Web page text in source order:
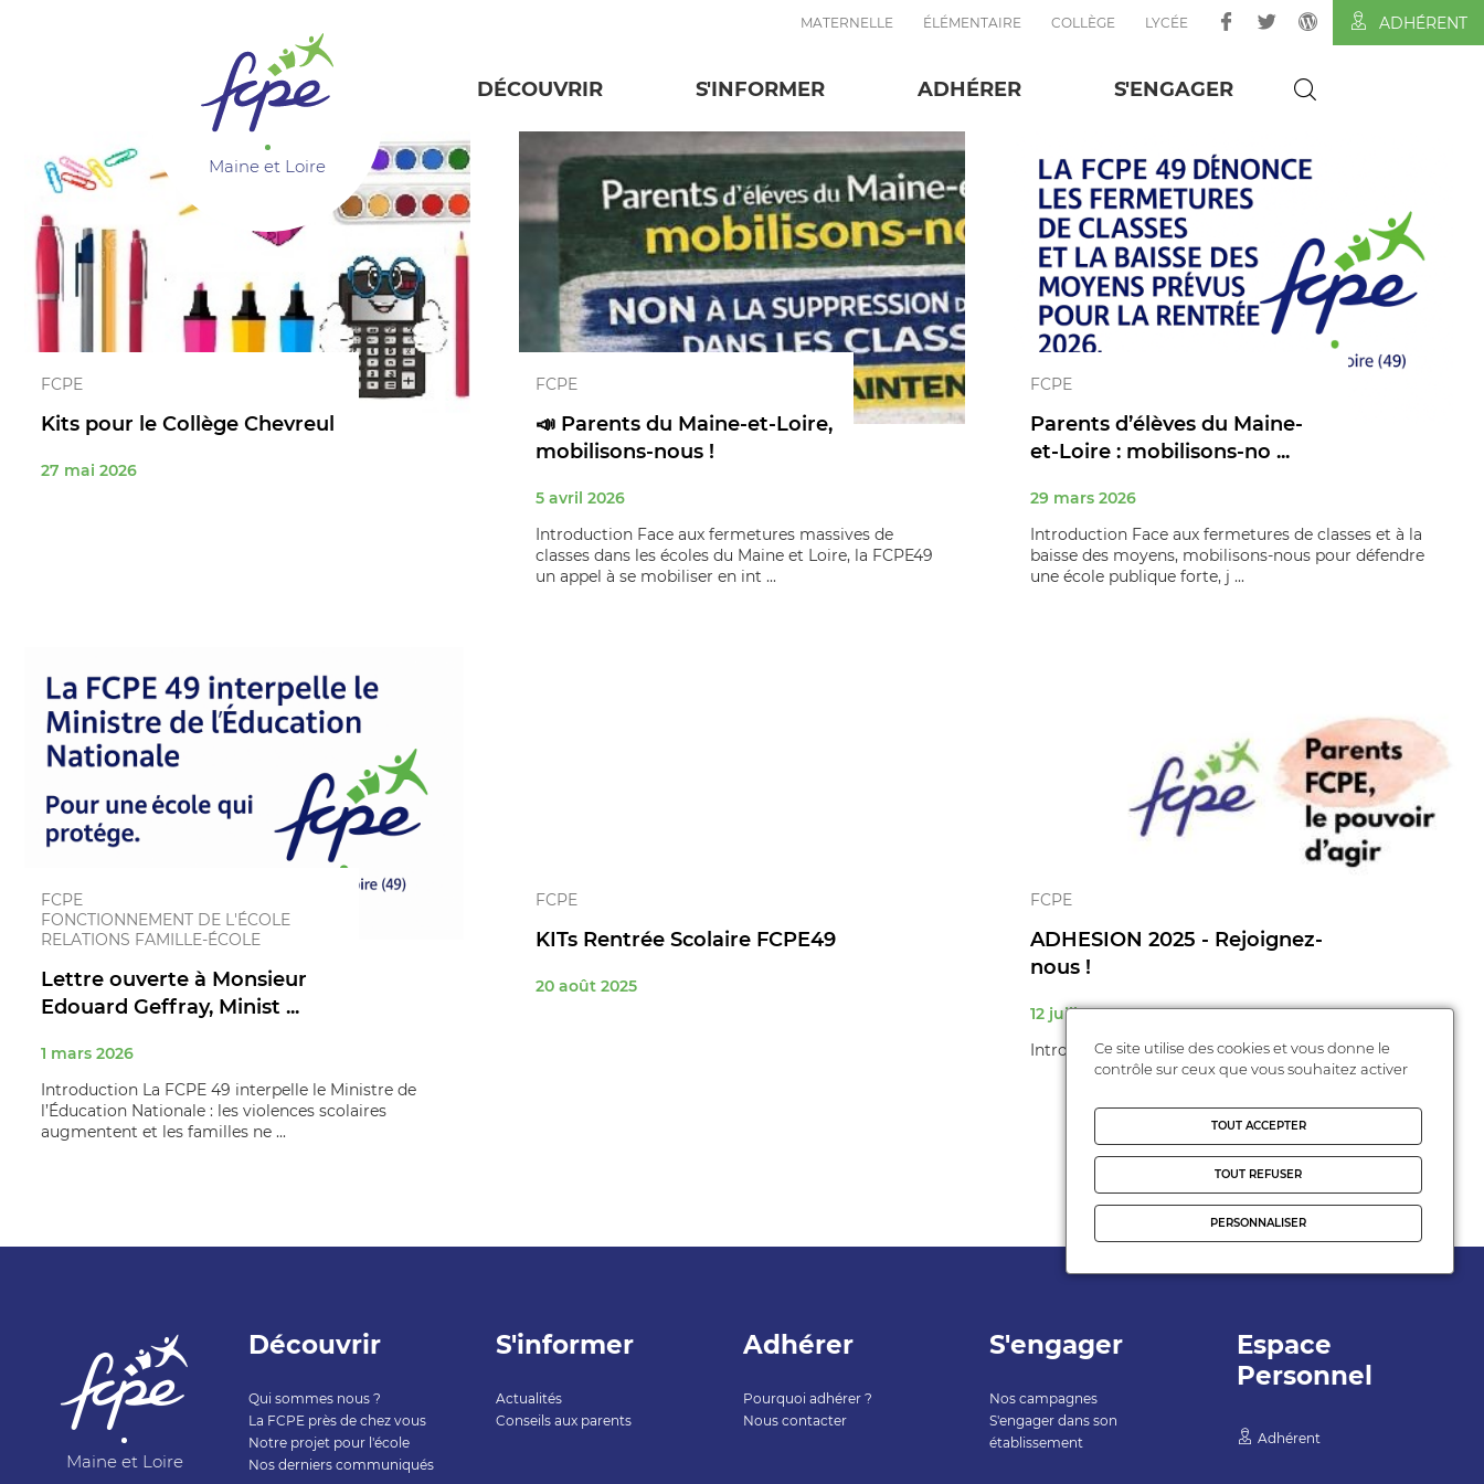
MATERNELLE ÉLÉMENTAIRE COLLÈGE LYCÉE ADHÉRENT
Maine et Loire
DÉCOUVRIR S'INFORMER ADHÉRER S'ENGAGER
FCPE
FCPE
Kits pour le Collège Chevreul
27 mai 2026
FCPE
📣 Parents du Maine-et-Loire,
mobilisons-nous !
5 avril 2026
Introduction Face aux fermetures massives de
classes dans les écoles du Maine et Loire, la FCPE49
un appel à se mobiliser en int ...
FCPE
Parents d’élèves du Maine-
et-Loire : mobilisons‑no ...
29 mars 2026
Introduction Face aux fermetures de classes et à la
baisse des moyens, mobilisons‑nous pour défendre
une école publique forte, j ...
FCPE
FONCTIONNEMENT DE L'ÉCOLE
RELATIONS FAMILLE-ÉCOLE
Lettre ouverte à Monsieur
Edouard Geffray, Minist ...
1 mars 2026
Introduction La FCPE 49 interpelle le Ministre de
l’Éducation Nationale : les violences scolaires
augmentent et les familles ne ...
FCPE
KITs Rentrée Scolaire FCPE49
20 août 2025
FCPE
ADHESION 2025 - Rejoignez-
nous !
12 juillet 2025
Introduction Parents FCPE, le pouvoir d’agir
Maine et Loire
Découvrir
Qui sommes nous ?
La FCPE près de chez vous
Notre projet pour l'école
Nos derniers communiqués
S'informer
Actualités
Conseils aux parents
Adhérer
Pourquoi adhérer ?
Nous contacter
S'engager
Nos campagnes
S'engager dans son
établissement
Espace
Personnel
Adhérent
Ce site utilise des cookies et vous donne le
contrôle sur ceux que vous souhaitez activer
TOUT ACCEPTER
TOUT REFUSER
PERSONNALISER